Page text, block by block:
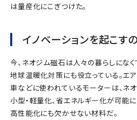
は量産化にこぎつけた。
イノベーションを起こす
今、ネオジム磁石は人々の暮らしにな
地球温暖化対策にも役立っている。エア
車などに使われているモーターは、ネ
小型・軽量化、省エネルギー化が可能に
高性能化にも欠かせない材料だ。